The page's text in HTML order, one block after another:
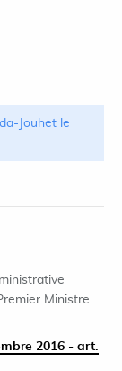
Jouhet le
Ministre
2016 - art.